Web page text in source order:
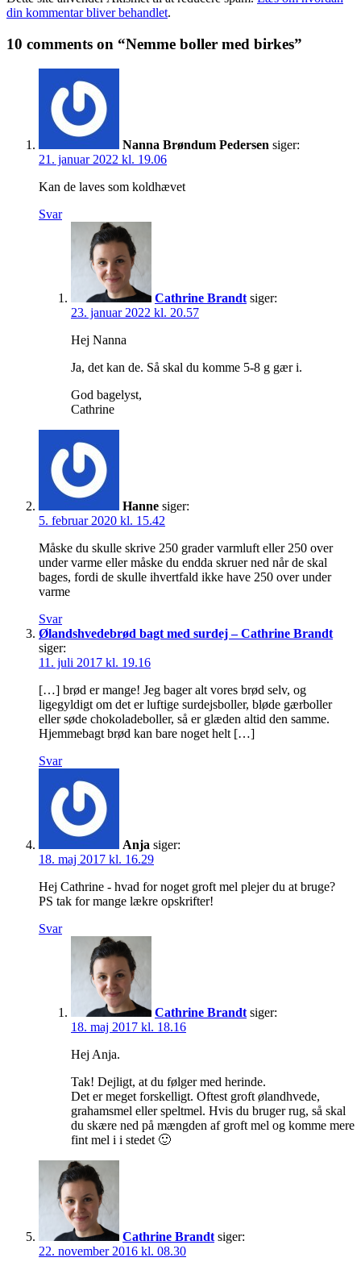
din kommentar bliver behandlet.
10 comments on “Nemme boller med birkes”
Nanna Brøndum Pedersen siger:
21. januar 2022 kl. 19.06
Kan de laves som koldhævet
Svar
Cathrine Brandt siger:
23. januar 2022 kl. 20.57
Hej Nanna
Ja, det kan de. Så skal du komme 5-8 g gær i.
God bagelyst,
Cathrine
Hanne siger:
5. februar 2020 kl. 15.42
Måske du skulle skrive 250 grader varmluft eller 250 over
under varme eller måske du endda skruer ned når de skal
bages, fordi de skulle ihvertfald ikke have 250 over under
varme
Svar
Ølandshvedebrød bagt med surdej – Cathrine Brandt
siger:
11. juli 2017 kl. 19.16
[…] brød er mange! Jeg bager alt vores brød selv, og
ligegyldigt om det er luftige surdejsboller, bløde gærboller
eller søde chokoladeboller, så er glæden altid den samme.
Hjemmebagt brød kan bare noget helt […]
Svar
Anja siger:
18. maj 2017 kl. 16.29
Hej Cathrine - hvad for noget groft mel plejer du at bruge?
PS tak for mange lækre opskrifter!
Svar
Cathrine Brandt siger:
18. maj 2017 kl. 18.16
Hej Anja.
Tak! Dejligt, at du følger med herinde.
Det er meget forskelligt. Oftest groft ølandhvede,
grahamsmel eller speltmel. Hvis du bruger rug, så skal
du skære ned på mængden af groft mel og komme mere
fint mel i i stedet 🙂
Cathrine Brandt siger:
22. november 2016 kl. 08.30